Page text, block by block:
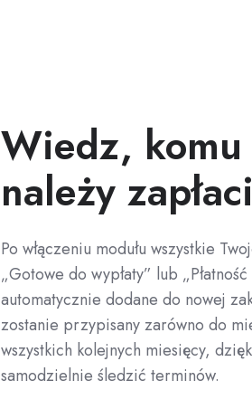
Wiedz,
należy
Po włączeniu modułu wszystkie
„Gotowe do wypłaty” lub
automatycznie dodane do nowej
zostanie przypisany zarówno do
wszystkich kolejnych miesięcy,
samodzielnie śledzić terminów.